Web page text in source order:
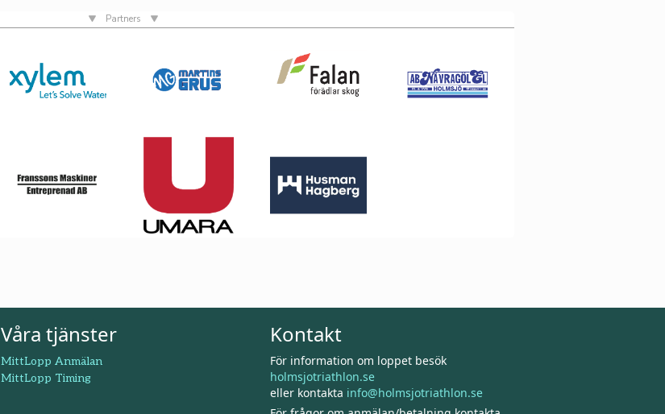
Partners
Våra tjänster
MittLopp Anmälan
MittLopp Timing
Kontakt
För information om loppet besök
holmsjotriathlon.se
eller kontakta info@holmsjotriathlon.se